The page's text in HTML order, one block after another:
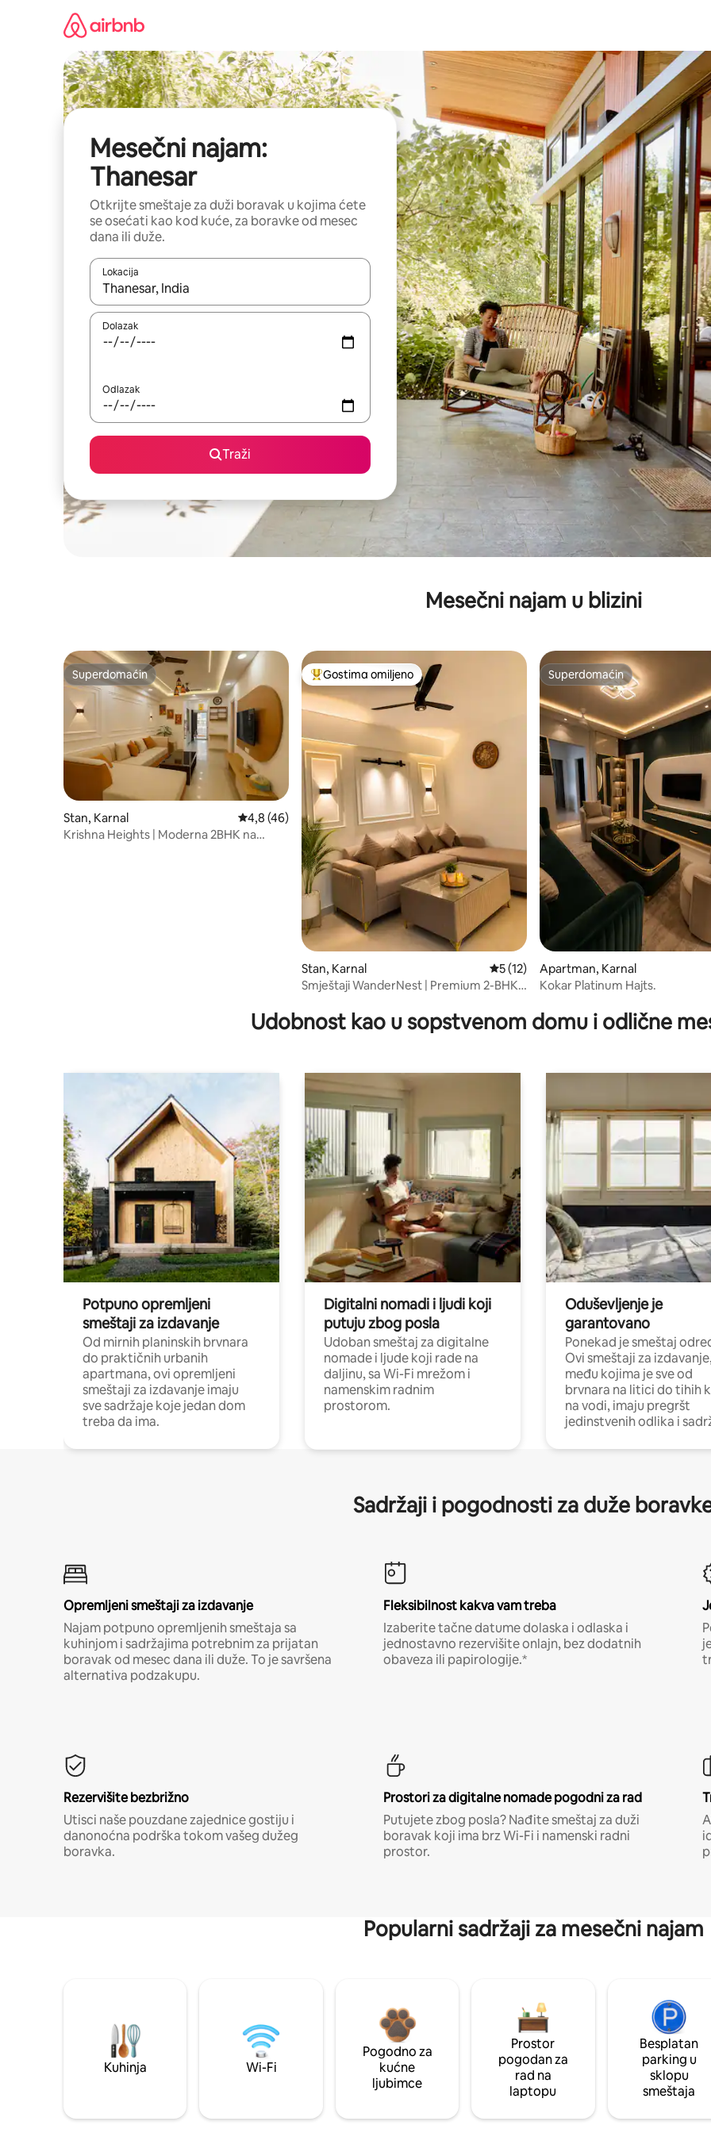
Mesečni najam:
Thanesar
Otkrijte smeštaje za duži boravak u kojima ćete
se osećati kao kod kuće, za boravke od mesec
dana ili duže.
Lokacija
Kad su rezultati dostupni, možete da se krećete kroz njih pomoću strelica nagore i nadole, kao i da ih istražujte dodirom
Dolazak
Odlazak
Traži
Mesečni najam u blizini
Superdomaćin
Superdomaćin
Stan, Karnal Prosečna ocena 4,8 od 5, utisaka: 46
4,8 (46)
Krishna Heights | Moderna 2BHK na
Najuspešniji među gostima omiljenim
Gostima omiljeno
Stan, Karnal Prosečna ocena 5 od 5, utisaka: 12
5 (12)
Smještaji WanderNest | Premium 2-BHK |
Superdomaćin
Superdomaćin
Apartman, Karnal
Kokar Platinum Hajts.
Udobnost kao u sopstvenom domu i odlične
Potpuno opremljeni
smeštaji za izdavanje
Od mirnih planinskih brvnara
do praktičnih urbanih
apartmana, ovi opremljeni
smeštaji za izdavanje imaju
sve sadržaje koje jedan dom
treba da ima.
Digitalni nomadi i ljudi koji
putuju zbog posla
Udoban smeštaj za digitalne
nomade i ljude koji rade na
daljinu, sa Wi-Fi mrežom i
namenskim radnim
prostorom.
Oduševljenje je
garantovano
Ponekad je smeštaj
Ovi smeštaji za
među kojima je sve od
brvnara na litici do tihih
na vodi, imaju pregršt
jedinstvenih odlika i
Sadržaji i pogodnosti za duže
Opremljeni smeštaji za izdavanje
Najam potpuno opremljenih smeštaja sa
kuhinjom i sadržajima potrebnim za prijatan
boravak od mesec dana ili duže. To je savršena
alternativa podzakupu.
Fleksibilnost kakva vam treba
Izaberite tačne datume dolaska i odlaska i
jednostavno rezervišite onlajn, bez dodatnih
obaveza ili papirologije.*
Rezervišite bezbrižno
Utisci naše pouzdane zajednice gostiju i
danonoćna podrška tokom vašeg dužeg
boravka.
Prostori za digitalne nomade pogodni za rad
Putujete zbog posla? Nađite smeštaj za duži
boravak koji ima brz Wi-Fi i namenski radni
prostor.
Popularni sadržaji za mesečni najam
Kuhinja Wi-Fi
Pogodno za
kućne
ljubimce
Prostor
pogodan za
rad na
laptopu
Besplatan
parking u
sklopu
smeštaja